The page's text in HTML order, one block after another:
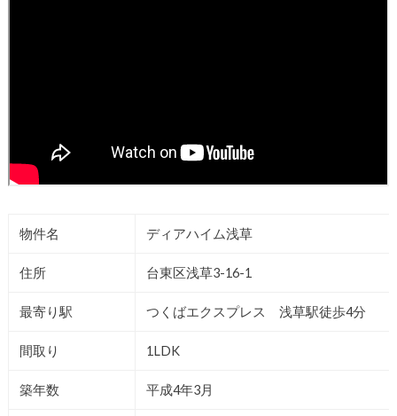
物件名 ディアハイム浅草
住所 台東区浅草3-16-1
最寄り駅 つくばエクスプレス 浅草駅徒歩4分
間取り 1LDK
築年数 平成4年3月